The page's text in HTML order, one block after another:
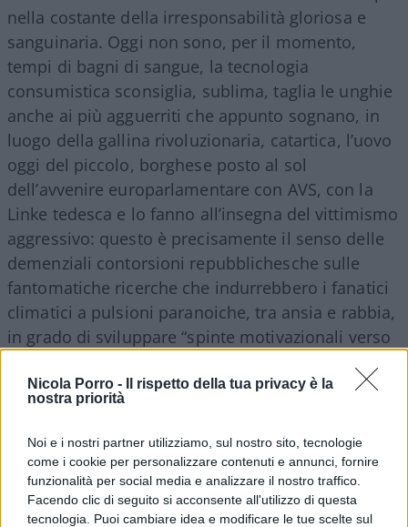
Nicola Porro -
Il rispetto della tua privacy è la
nostra priorità
Noi e i nostri partner utilizziamo, sul nostro sito, tecnologie
come i cookie per personalizzare contenuti e annunci, fornire
funzionalità per social media e analizzare il nostro traffico.
Facendo clic di seguito si acconsente all'utilizzo di questa
tecnologia. Puoi cambiare idea e modificare le tue scelte sul
nella costante della irresponsabilità gloriosa e
sanguinaria. Oggi non sono, per il momento,
tempi di bagni di sangue, la tecnologia
consumistica sconsiglia, sublima, taglia le unghie
anche ai più agguerriti che appunto sognano, in
luogo della gallina rivoluzionaria, catartica, l’uovo
oggi del piccolo, borghese posto al sol
dell’avvenire europarlamentare con AVS, con la
Linke tedesca e lo fanno all’insegna del vittimismo
aggressivo: questo è precisamente il senso delle
demenziali contorsioni repubblichesche sulle
fantomatiche ricerche che indurrebbero i fanatici
climatici a pulsioni paranoiche, tra ansia e rabbia,
in grado di sviluppare “spinte motivazionali verso
l’attivismo ambientale generando effetti positivi
sul benessere psicologico generale come
aumento del senso di empowerment e
autoefficacia, sviluppo delle relazioni sociali,
miglioramento dell’autostima e delle relazioni
sociali”.